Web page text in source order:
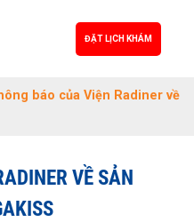
ĐẶT LỊCH KHÁM
báo của Viện Radiner về
VỀ SẢN